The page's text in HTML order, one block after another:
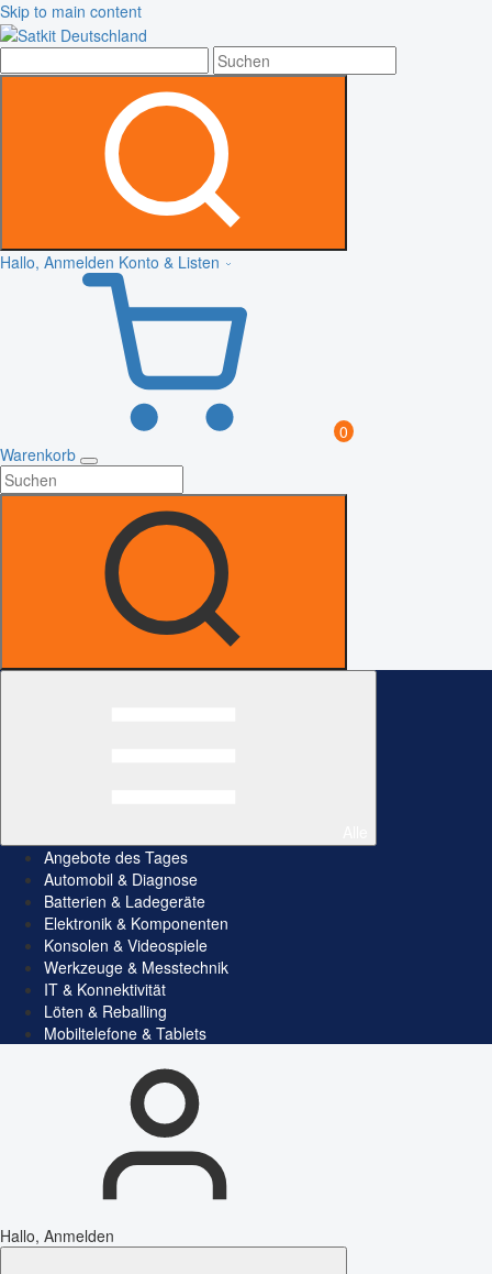
Skip to main content
Hallo, Anmelden Konto & Listen
0
Warenkorb
Angebote des Tages
Automobil & Diagnose
Batterien & Ladegeräte
Elektronik & Komponenten
Konsolen & Videospiele
Werkzeuge & Messtechnik
IT & Konnektivität
Löten & Reballing
Mobiltelefone & Tablets
Hallo, Anmelden